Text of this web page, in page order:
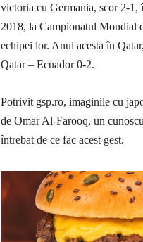
victoria cu Germania, scor 2-1,
2018, la Campionatul Mondial
echipei lor. Anul acesta în
Qatar – Ecuador 0-2.
Potrivit gsp.ro, imaginile cu
de Omar Al-Farooq, un
întrebat de ce fac acest gest.